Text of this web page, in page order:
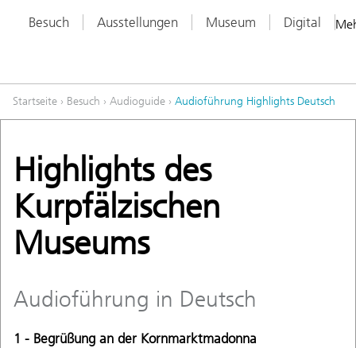
Besuch Ausstellungen Museum Digital
Startseite › Besuch › Audioguide › Audioführung Highlights Deutsch
Highlights des
Kurpfälzischen
Museums
Audioführung in Deutsch
1 - Begrüßung an der Kornmarktmadonna